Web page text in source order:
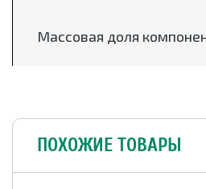
Массовая доля
ПОХОЖИЕ ТОВАРЫ